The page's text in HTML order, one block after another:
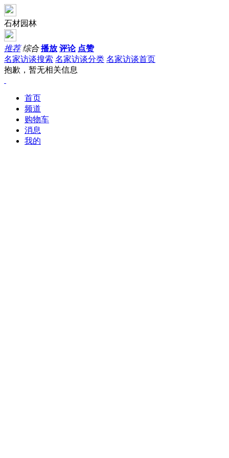
石材园林
推荐 综合 播放 评论 点赞
名家访谈搜索 名家访谈分类 名家访谈首页
抱歉，暂无相关信息
首页
频道
购物车
消息
我的